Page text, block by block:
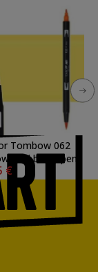
Tombow 062
dual brush pen
€